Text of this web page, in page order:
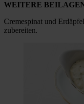
WEITERE
Cremespinat und
zubereiten.